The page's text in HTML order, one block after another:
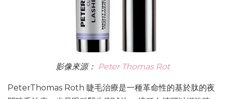
影像來源： Peter Thomas Rot
PeterThomas Roth 睫毛治療是一種革命性的基於肽的夜